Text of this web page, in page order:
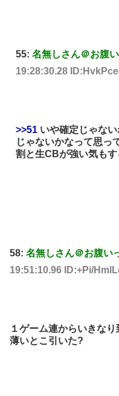
55: 名無しさん＠お腹い
19:28:30.28
>>51 いや確定じゃな
じゃないかなって思っ
割と生CBが強い気もす
58: 名無しさん＠お腹い
19:51:10.96 ID:+Pi/
１ゲーム連からいきな
薄いとこ引いた?